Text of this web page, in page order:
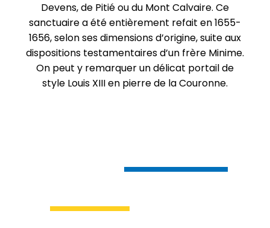
Devens, de Pitié ou du Mont Calvaire. Ce
sanctuaire a été entièrement refait en 1655-
1656, selon ses dimensions d’origine, suite aux
dispositions testamentaires d’un frère Minime.
On peut y remarquer un délicat portail de
style Louis XIII en pierre de la Couronne.